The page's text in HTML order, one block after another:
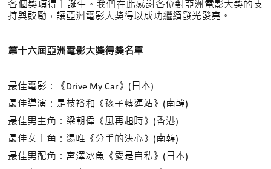
各個獎項得主誕生。我們在此感謝各位對亞洲電影大獎的支
持與鼓勵，讓亞洲電影大獎得以成功繼續發光發亮。
第十六屆亞洲電影大獎得獎名單
最佳電影：《Drive My Car》(日本)
最佳導演：是枝裕和《孩子轉運站》(南韓)
最佳男主角：梁朝偉《風再起時》(香港)
最佳女主角：湯唯《分手的決心》(南韓)
最佳男配角：宮澤冰魚《愛是自私》(日本)